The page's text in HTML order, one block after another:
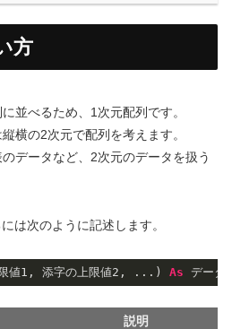
方
並べるため、1次元配列です。
横の2次元で配列を考えます。
データなど、2次元のデータを扱う
は次のように記述します。
値1 , 添字の上限値2 , ...) As データ
説明